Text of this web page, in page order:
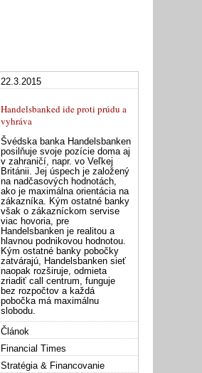
22.3.2015
Handelsbanked ide proti prúdu a
vyhráva
Švédska banka Handelsbanken
posilňuje svoje pozície doma aj
v zahraničí, napr. vo Veľkej
Británii. Jej úspech je založený
na nadčasových hodnotách,
ako je maximálna orientácia na
zákazníka. Kým ostatné banky
však o zákazníckom servise
viac hovoria, pre
Handelsbanken je realitou a
hlavnou podnikovou hodnotou.
Kým ostatné banky pobočky
zatvárajú, Handelsbanken sieť
naopak rozširuje, odmieta
zriadiť call centrum, funguje
bez rozpočtov a každá
pobočka má maximálnu
slobodu.
Článok
Financial Times
Stratégia & Financovanie